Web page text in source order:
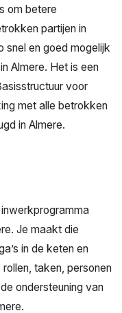
om betere
partijen in
snel en goed mogelijk
Almere. Het is een
voor
met alle betrokken
in Almere.
Je maakt die
in de keten en
taken, personen
ondersteuning van